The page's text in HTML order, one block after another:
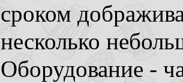
сроком
несколько
Оборудование -